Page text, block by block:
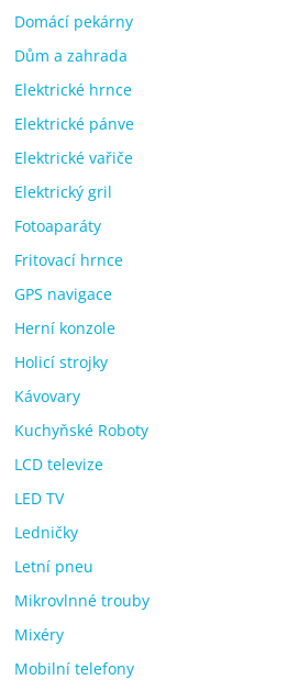
Domácí pekárny
Dům a zahrada
Elektrické hrnce
Elektrické pánve
Elektrické vařiče
Elektrický gril
Fotoaparáty
Fritovací hrnce
GPS navigace
Herní konzole
Holicí strojky
Kávovary
Kuchyňské Roboty
LCD televize
LED TV
Ledničky
Letní pneu
Mikrovlnné trouby
Mixéry
Mobilní telefony